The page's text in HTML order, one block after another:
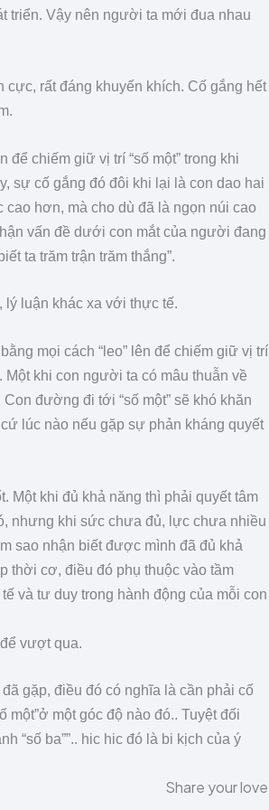
triển. Vậy nên người ta mới đua nhau
rất đáng khuyến khích. Cố gắng hết
chiếm giữ vị trí “số một” trong khi
sự cố gắng đó đôi khi lại là con dao hai
hơn, mà cho dù đã là ngọn núi cao
vấn đề dưới con mắt của người đang
ta trăm trận trăm thắng”.
luận khác xa với thực tế.
mọi cách “leo” lên để chiếm giữ vị trí
Một khi con người ta có mâu thuẫn về
đường đi tới “số một” sẽ khó khăn
lúc nào nếu gặp sự phản kháng quyết
Một khi đủ khả năng thì phải quyết tâm
nhưng khi sức chưa đủ, lực chưa nhiều
sao nhận biết được mình đã đủ khả
thời cơ, điều đó phụ thuộc vào tầm
và tư duy trong hành động của mỗi con
để vượt qua.
đã gặp, điều đó có nghĩa là cần phải cố
một góc độ nào đó.. Tuyệt đối
“số ba””.. hic hic đó là bi kịch của ý
Share your love